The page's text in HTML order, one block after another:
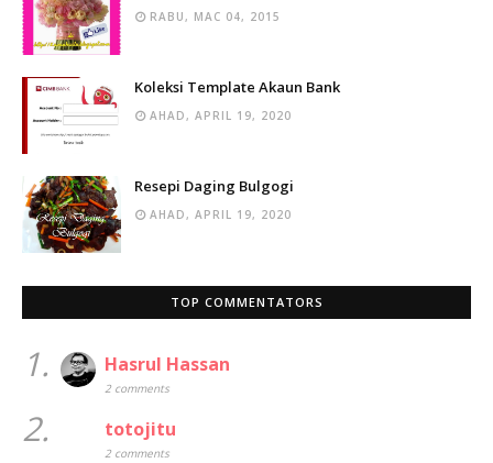
RABU, MAC 04, 2015
Koleksi Template Akaun Bank
AHAD, APRIL 19, 2020
Resepi Daging Bulgogi
AHAD, APRIL 19, 2020
TOP COMMENTATORS
1. Hasrul Hassan
2 comments
2. totojitu
2 comments